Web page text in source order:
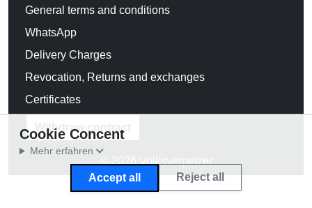
General terms and conditions
WhatsApp
Delivery Charges
Revocation, Returns and exchanges
Certificates
Withdraw contract
© 2026 Volksverpetzer
Cookie Concent
Mehr erfahren
Accept all Reject all